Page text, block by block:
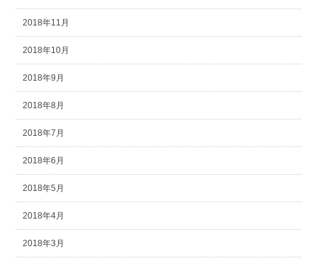
2018年11月
2018年10月
2018年9月
2018年8月
2018年7月
2018年6月
2018年5月
2018年4月
2018年3月